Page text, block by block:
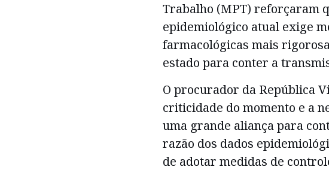
Trabalho (MPT) reforçaram
epidemiológico atual exige
farmacológicas mais
estado para conter a
O procurador da República
criticidade do momento e a
uma grande aliança para
razão dos dados
de adotar medidas de